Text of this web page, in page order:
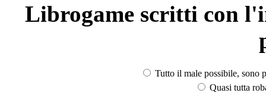
Librogame scritti con
Tutto il male possibile, sono
Quasi tutta